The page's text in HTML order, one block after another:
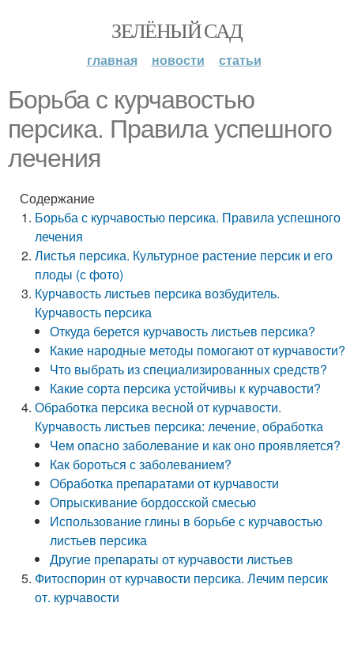
ЗЕЛЁНЫЙ САД
главная новости статьи
Борьба с курчавостью
персика. Правила успешного
лечения
Содержание
Борьба с курчавостью персика. Правила успешного
лечения
Листья персика. Культурное растение персик и его
плоды (с фото)
Курчавость листьев персика возбудитель.
Курчавость персика
Откуда берется курчавость листьев персика?
Какие народные методы помогают от курчавости?
Что выбрать из специализированных средств?
Какие сорта персика устойчивы к курчавости?
Обработка персика весной от курчавости.
Курчавость листьев персика: лечение, обработка
Чем опасно заболевание и как оно проявляется?
Как бороться с заболеванием?
Обработка препаратами от курчавости
Опрыскивание бордосской смесью
Использование глины в борьбе с курчавостью
листьев персика
Другие препараты от курчавости листьев
Фитоспорин от курчавости персика. Лечим персик
от. курчавости